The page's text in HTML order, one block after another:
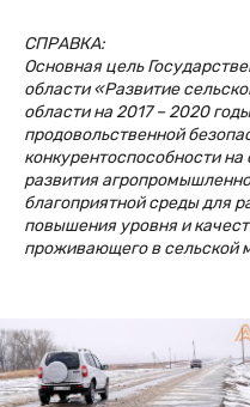
СПРАВКА:
Основная цель
области «Развитие
области на 2017 – 2020
продовольственной
конкурентоспособности
развития
благоприятной среды для
повышения уровня и
проживающего в сельской